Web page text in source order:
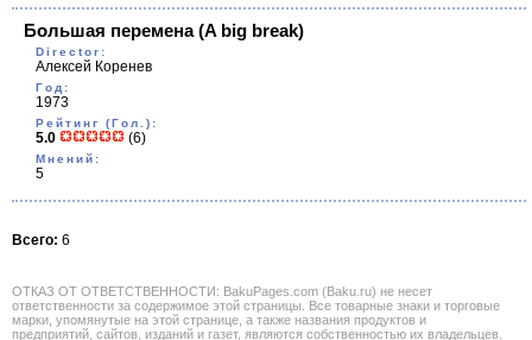
Большая перемена(A big break)
Director:
Алексей Коренев
Год:
1973
Рейтинг (Гол.):
5.0 (6)
Мнений:
5
Всего: 6
ОТКАЗ ОТ ОТВЕТСТВЕННОСТИ: BakuPages.com (Baku.ru) не несет
ответственности за содержимое этой страницы. Все товарные знаки и торговые
марки, упомянутые на этой странице, а также названия продуктов и
предприятий, сайтов, изданий и газет, являются собственностью их владельцев.